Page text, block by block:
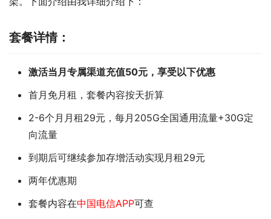
套餐详情：
激活当月专属渠道充值50元，享受以下优惠
首月免月租，套餐内容按天折算
2-6个月月租29元，每月205G全国通用流量+30G定
向流量
到期后可继续参加存增活动实现月租29元
两年优惠期
套餐内容在中国电信APP可查